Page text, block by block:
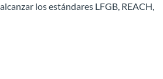
los estándares LFGB, REACH,